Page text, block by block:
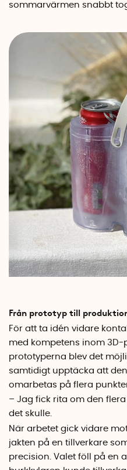
sommarvärmen snabbt
Från prototyp till
För att ta idén vidare
med kompetens inom 3D-
prototyperna blev det
samtidigt upptäcka att
omarbetas på flera
– Jag fick rita om den
det skulle.
När arbetet gick vidare
jakten på en tillverkare
precision. Valet föll på en